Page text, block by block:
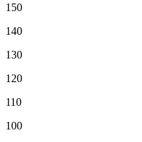
150
140
130
120
110
100